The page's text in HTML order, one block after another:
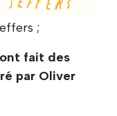
;
fait des
par Oliver